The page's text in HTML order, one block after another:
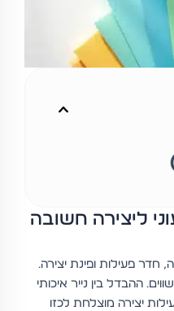
ליצירה חשובה
חדר פעילות ופינת יצירה.
ההבדל בין נייר איכותי
יצירה מוצלחת לכזו